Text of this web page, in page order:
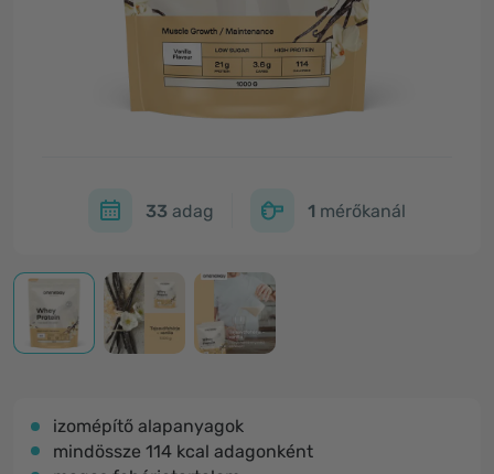
33 adag 1 mérőkanál
izomépítő alapanyagok
mindössze 114 kcal adagonként